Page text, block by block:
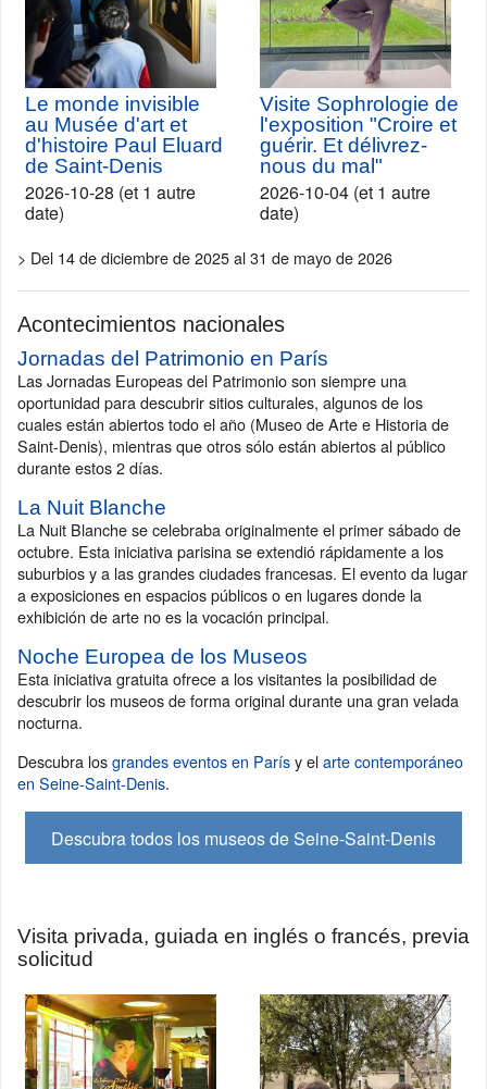
Le monde invisible
au Musée d'art et
d'histoire Paul Eluard
de Saint-Denis
2026-10-28 (et 1 autre
date)
Visite Sophrologie de
l'exposition "Croire et
guérir. Et délivrez-
nous du mal"
2026-10-04 (et 1 autre
date)
> Del 14 de diciembre de 2025 al 31 de mayo de 2026
Acontecimientos nacionales
Jornadas del Patrimonio en París
Las Jornadas Europeas del Patrimonio son siempre una
oportunidad para descubrir sitios culturales, algunos de los
cuales están abiertos todo el año (Museo de Arte e Historia de
Saint-Denis), mientras que otros sólo están abiertos al público
durante estos 2 días.
La Nuit Blanche
La Nuit Blanche se celebraba originalmente el primer sábado de
octubre. Esta iniciativa parisina se extendió rápidamente a los
suburbios y a las grandes ciudades francesas. El evento da lugar
a exposiciones en espacios públicos o en lugares donde la
exhibición de arte no es la vocación principal.
Noche Europea de los Museos
Esta iniciativa gratuita ofrece a los visitantes la posibilidad de
descubrir los museos de forma original durante una gran velada
nocturna.
Descubra losgrandes eventos en Parísy elarte contemporáneo
en Seine-Saint-Denis.
Descubra todos los museos de Seine-Saint-Denis
Visita privada, guiada en inglés o francés, previa
solicitud